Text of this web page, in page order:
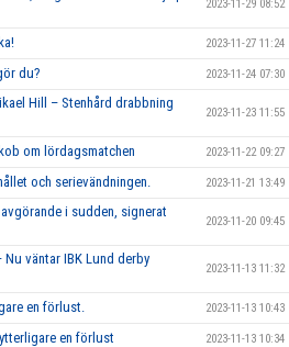
2023-11-29 08:52
2023-11-27 11:24
du? 2023-11-24 07:30
Hill – Stenhård drabbning
2023-11-23 11:55
om lördagsmatchen 2023-11-22 09:27
och serievändningen. 2023-11-21 13:49
i sudden, signerat
2023-11-20 09:45
väntar IBK Lund derby
2023-11-13 11:32
en förlust. 2023-11-13 10:43
en förlust 2023-11-13 10:34